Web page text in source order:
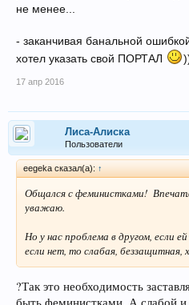
не менее...
- заканчивая банальной
хотел указать свой ПОРТАЛ
17 апр 2016
Лиса-Алиска
Пользователи
eegeka сказал(а): ↑
Общался с феминистками!
уважаю.
Но у нас проблема в другом, если
если нет, то слабая, беззащитная,
?Так это необходимость